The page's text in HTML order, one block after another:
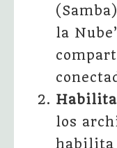
la
los
habilita